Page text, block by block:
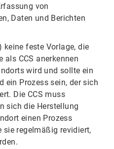
von
Daten und Berichten
feste Vorlage, die
als CCS anerkennen
wird und sollte ein
ein Prozess sein, der sich
Die CCS muss
sich die Herstellung
einen Prozess
regelmäßig revidiert,